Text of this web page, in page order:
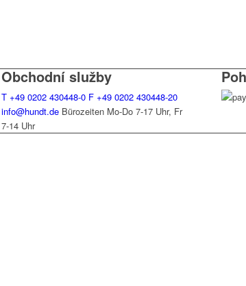
Obchodní služby
T +49 0202 430448-0 F +49 0202 430448-20
info@hundt.de Bürozeiten Mo-Do 7-17 Uhr, Fr
7-14 Uhr